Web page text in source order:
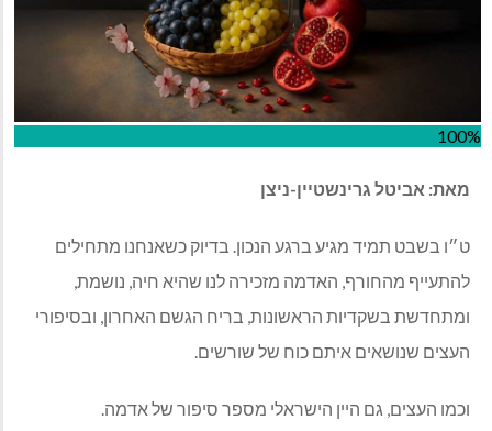
100%
מאת: אביטל גרינשטיין-ניצן
ט״ו בשבט תמיד מגיע ברגע הנכון. בדיוק כשאנחנו מתחילים
להתעייף מהחורף, האדמה מזכירה לנו שהיא חיה, נושמת,
ומתחדשת בשקדיות הראשונות, בריח הגשם האחרון, ובסיפורי
העצים שנושאים איתם כוח של שורשים.
וכמו העצים, גם היין הישראלי מספר סיפור של אדמה.